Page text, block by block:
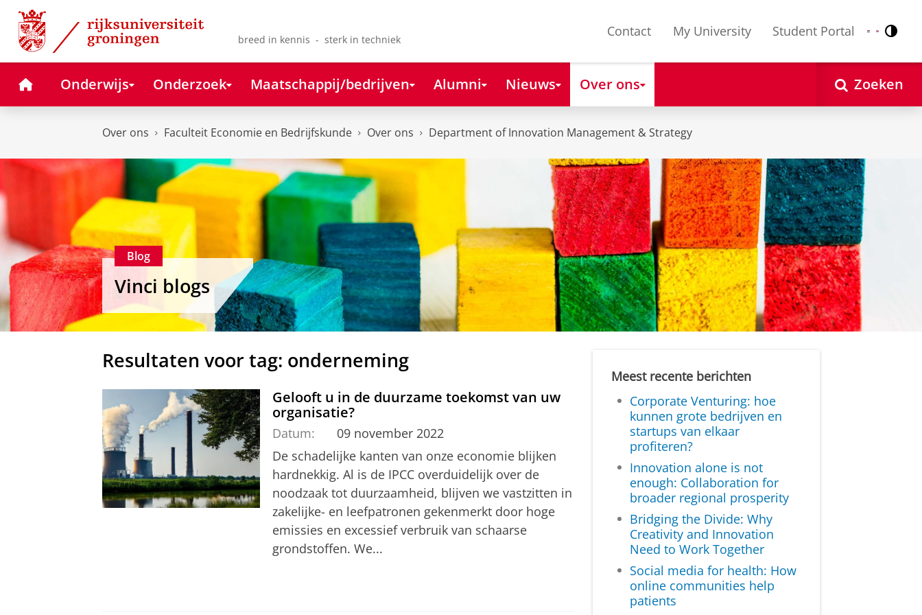
Skip
Content
Skip
Navigation
breed in kennis - sterk in techniek
Contact My University Student Portal Nederlands
English
HomeOnderwijs Onderzoek Maatschappij/bedrijven Alumni Nieuws Over ons Zoeken
Over ons Faculteit Economie en Bedrijfskunde Over ons Department of Innovation Management & Strategy
Blog
Vinci blogs
Resultaten voor tag: onderneming
Gelooft u in de duurzame toekomst van uw
organisatie?
Datum:
09 november 2022
De schadelijke kanten van onze economie blijken
hardnekkig. Al is de IPCC overduidelijk over de
noodzaak tot duurzaamheid, blijven we vastzitten in
zakelijke- en leefpatronen gekenmerkt door hoge
emissies en excessief verbruik van schaarse
grondstoffen. We...
Meest recente berichten
Corporate Venturing: hoe
kunnen grote bedrijven en
startups van elkaar
profiteren?
Innovation alone is not
enough: Collaboration for
broader regional prosperity
Bridging the Divide: Why
Creativity and Innovation
Need to Work Together
Social media for health: How
online communities help
patients